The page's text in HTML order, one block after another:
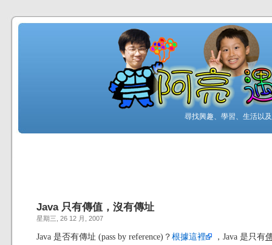
尋找興趣、學習、生活以
Java 只有傳值，沒有傳址
星期三, 26 12 月, 2007
Java 是否有傳址 (pass by reference)？根據這裡 ，Java 是只有